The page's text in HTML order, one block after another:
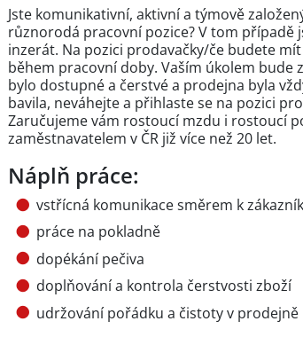
Jste komunikativní, aktivní a týmově
různorodá pracovní pozice? V tom případě
inzerát. Na pozici prodavačky/če budete
během pracovní doby. Vaším úkolem bude
bylo dostupné a čerstvé a prodejna byla
bavila, neváhejte a přihlaste se na pozici
Zaručujeme vám rostoucí mzdu i rostoucí
zaměstnavatelem v ČR již více než 20 let.
Náplň práce:
vstřícná komunikace směrem k
práce na pokladně
dopékání pečiva
doplňování a kontrola čerstvosti zboží
udržování pořádku a čistoty v prodejně